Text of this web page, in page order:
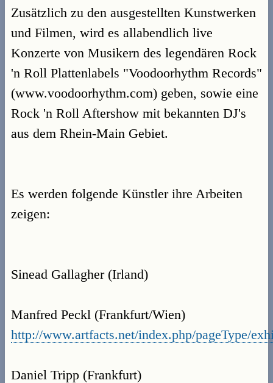
Zusätzlich zu den ausgestellten Kunstwerken
und Filmen, wird es allabendlich live
Konzerte von Musikern des legendären Rock
'n Roll Plattenlabels "Voodoorhythm Records"
(www.voodoorhythm.com) geben, sowie eine
Rock 'n Roll Aftershow mit bekannten DJ's
aus dem Rhein-Main Gebiet.
Es werden folgende Künstler ihre Arbeiten
zeigen:
Sinead Gallagher (Irland)
Manfred Peckl (Frankfurt/Wien)
http://www.artfacts.net/index.php/pageType/
Daniel Tripp (Frankfurt)